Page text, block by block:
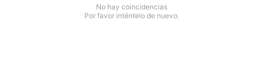
No hay coincidencias
Por favor inténtelo de nuevo.